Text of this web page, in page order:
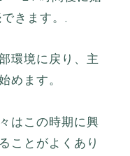
きます。.
環境に戻り、主
めます。
はこの時期に興
ことがよくあり